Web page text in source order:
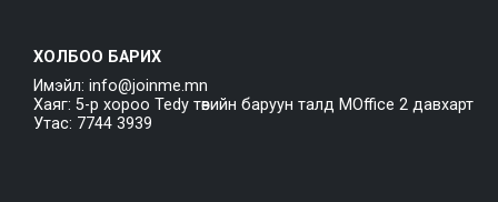
ХОЛБОО БАРИХ
Имэйл: info@joinme.mn
Хаяг: 5-р хороо Tedy төвийн баруун талд MOffice 2 давхарт
Утас: 7744 3939